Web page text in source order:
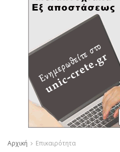
Αρχική Επικαιρότητα